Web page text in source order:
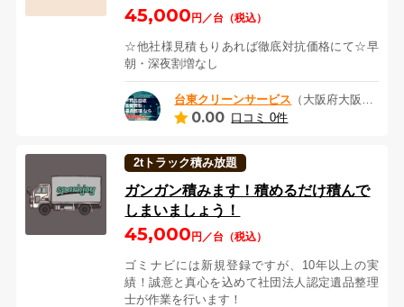
45,000円／台（税込）
☆他社様見積もりあれば徹底対抗価格にて☆早
朝・深夜割増なし
台東クリーンサービス （大阪府大阪市）
0.00 口コミ 0件
2tトラック積み放題
ガンガン積みます！積めるだけ積んで
しまいましょう！
45,000円／台（税込）
ゴミナビには新規登録ですが、10年以上の実
績！誠意と真心を込めて社団法人認定遺品整理
士が作業を行います！